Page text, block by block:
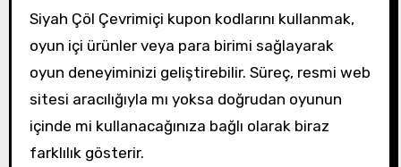
Siyah Çöl Çevrimiçi kupon kodlarını kullanmak,
oyun içi ürünler veya para birimi sağlayarak
oyun deneyiminizi geliştirebilir. Süreç, resmi web
sitesi aracılığıyla mı yoksa doğrudan oyunun
içinde mi kullanacağınıza bağlı olarak biraz
farklılık gösterir.